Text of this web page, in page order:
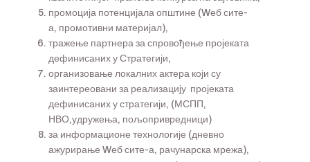
промоција потенцијала општине (Wеб сите-
а, промотивни материјал),
тражење партнера за спровођење пројеката
дефинисаних у Стратегији,
организовање локалних актера који су
заинтереовани за реализацију пројеката
дефинисаних у стратегији, (МСПП,
НВО,удружења, пољопривредници)
за информационе технологије (дневно
ажурирање Wеб сите-а, рачунарска мрежа),